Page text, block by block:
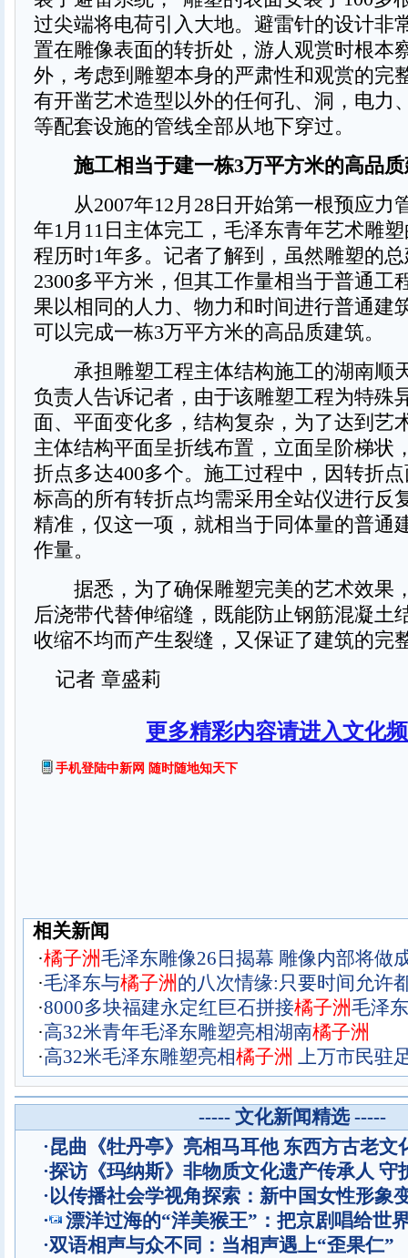
过尖端将电荷引入大地。避雷针的设计非
置在雕像表面的转折处，游人观赏时根本
外，考虑到雕塑本身的严肃性和观赏的完
有开凿艺术造型以外的任何孔、洞，电力
等配套设施的管线全部从地下穿过。
施工相当于建一栋3万平方米的高品质
从2007年12月28日开始第一根预应力
年1月11日主体完工，毛泽东青年艺术雕
程历时1年多。记者了解到，虽然雕塑的
2300多平方米，但其工作量相当于普通工
果以相同的人力、物力和时间进行普通建
可以完成一栋3万平方米的高品质建筑。
承担雕塑工程主体结构施工的湖南顺
负责人告诉记者，由于该雕塑工程为特殊
面、平面变化多，结构复杂，为了达到艺
主体结构平面呈折线布置，立面呈阶梯状
折点多达400多个。施工过程中，因转折
标高的所有转折点均需采用全站仪进行反
精准，仅这一项，就相当于同体量的普通
作量。
据悉，为了确保雕塑完美的艺术效果
后浇带代替伸缩缝，既能防止钢筋混凝土
收缩不均而产生裂缝，又保证了建筑的完
记者 章盛莉
更多精彩内容请进入文化
手机登陆中新网 随时随地知天下
相关新闻
·橘子洲毛泽东雕像26日揭幕 雕像内部将做
·毛泽东与橘子洲 的八次情缘:只要时间允许
·8000多块福建永定红巨石拼接橘子洲毛泽
·高32米青年毛泽东雕塑亮相湖南橘子洲
·高32米毛泽东雕塑亮相橘子洲 上万市民驻
----- 文化新闻精选 -----
·昆曲《牡丹亭》亮相马耳他 东西方古老文
·探访《玛纳斯》非物质文化遗产传承人 守
·以传播社会学视角探索：新中国女性形象
·
漂洋过海的“洋美猴王”：把京剧唱给世
·双语相声与众不同：当相声遇上“歪果仁”